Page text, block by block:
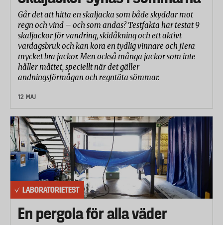
Går det att hitta en skaljacka som både skyddar mot
regn och vind – och som andas? Testfakta har testat 9
skaljackor för vandring, skidåkning och ett aktivt
vardagsbruk och kan kora en tydlig vinnare och flera
mycket bra jackor. Men också många jackor som inte
håller måttet, speciellt när det gäller
andningsförmågan och regntäta sömmar.
12 MAJ
LABORATORIETEST
En pergola för alla väder